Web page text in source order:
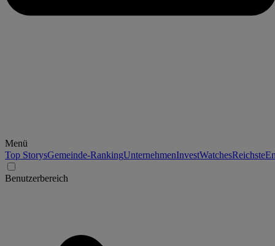
Menü
Top StorysGemeinde-RankingUnternehmenInvestWatchesReichste
Benutzerbereich